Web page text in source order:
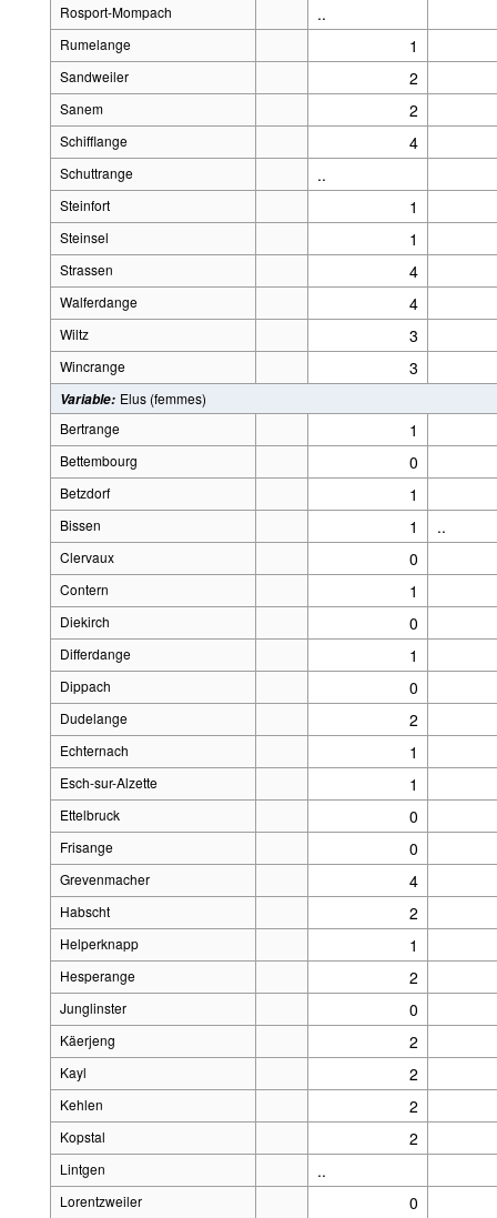
Rosport-Mompach ..
Rumelange 1
Sandweiler 2
Sanem 2
Schifflange 4
Schuttrange ..
Steinfort 1
Steinsel 1
Strassen 4
Walferdange 4
Wiltz 3
Wincrange 3
Variable: Elus (femmes)
Bertrange
1
Bettembourg 0
Betzdorf 1
Bissen 1 ..
Clervaux 0
Contern 1
Diekirch 0
Differdange 1
Dippach 0
Dudelange 2
Echternach 1
Esch-sur-Alzette 1
Ettelbruck 0
Frisange 0
Grevenmacher 4
Habscht 2
Helperknapp 1
Hesperange 2
Junglinster 0
Käerjeng 2
Kayl 2
Kehlen 2
Kopstal 2
Lintgen ..
Lorentzweiler 0